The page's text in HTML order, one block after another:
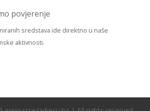
povjerenje
sredstava ide direktno u naše
aktivnosti.